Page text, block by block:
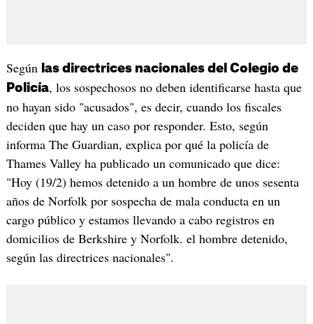
Según
las directrices nacionales del Colegio de
Policía, los sospechosos no deben identificarse hasta que
no hayan sido "acusados", es decir, cuando los fiscales
deciden que hay un caso por responder. Esto, según
informa The Guardian, explica por qué la policía de
Thames Valley ha publicado un comunicado que dice:
"Hoy (19/2) hemos detenido a un hombre de unos sesenta
años de Norfolk por sospecha de mala conducta en un
cargo público y estamos llevando a cabo registros en
domicilios de Berkshire y Norfolk. el hombre detenido,
según las directrices nacionales".